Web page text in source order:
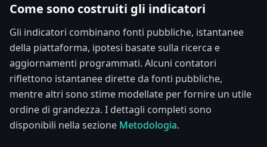
Come sono costruiti gli indicatori
Gli indicatori combinano fonti pubbliche, istantanee
della piattaforma, ipotesi basate sulla ricerca e
aggiornamenti programmati. Alcuni contatori
riflettono istantanee dirette da fonti pubbliche,
mentre altri sono stime modellate per fornire un utile
ordine di grandezza. I dettagli completi sono
disponibili nella sezione Metodologia.